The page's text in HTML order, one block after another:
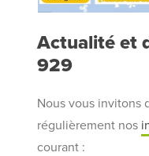
Actualité et
929
Nous vous invitons
régulièrement nos
courant :